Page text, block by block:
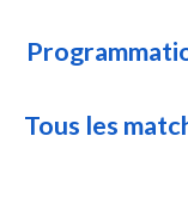
Tous les